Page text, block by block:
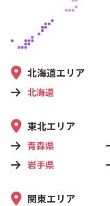
北海道エリア
北海道
東北エリア
青森県
岩手県
関東エリア